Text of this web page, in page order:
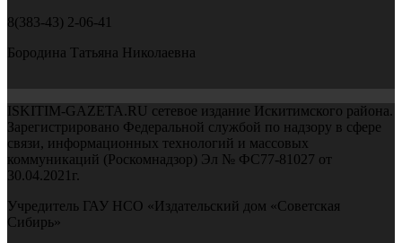
8(383-43) 2-06-41
Бородина Татьяна Николаевна
ISKITIM-GAZETA.RU сетевое издание Искитимского района.
Зарегистрировано Федеральной службой по надзору в сфере
связи, информационных технологий и массовых
коммуникаций (Роскомнадзор) Эл № ФС77-81027 от
30.04.2021г.
Учредитель ГАУ НСО «Издательский дом «Советская
Сибирь»